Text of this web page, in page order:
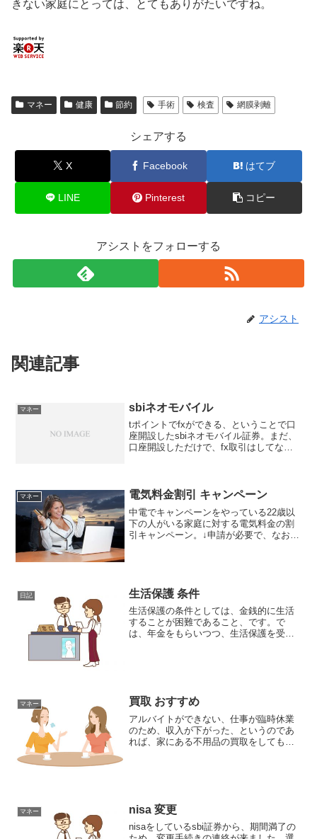
きない家庭にとっては、とてもありがたいですね。
マネー 健康 節約 手術 検査 網膜剥離
シェアする
X Facebook はてブ
LINE Pinterest コピー
アシストをフォローする
アシスト
関連記事
マネー sbiネオモバイル
tポイントでfxができる、ということで口
座開設したsbiネオモバイル証券。まだ、
口座開設しただけで、fx取引はしてない
リ。以前、...
マネー 電気料金割引 キャンペーン
中電でキャンペーンをやっている22歳以
下の人がいる家庭に対する電気料金の割
引キャンペーン。↓申請が必要で、なおか
日記 生活保護 条件
生活保護の条件としては、金銭的に生活
することが困難であること、です。で
は、年金をもらいつつ、生活保護を受け
マネー 買取 おすすめ
アルバイトができない、仕事が臨時休業
のため、収入が下がった、というのであ
れば、家にある不用品の買取をしてもら
マネー nisa 変更
nisaをしているsbi証券から、期間満了の